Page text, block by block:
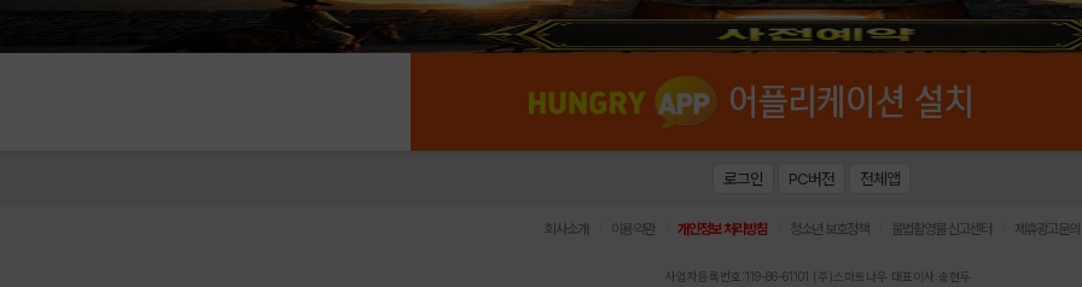
로그인 PC버전 전체앱
회사소개 이용약관 개인정보 처리방침 청소년 보호정책 불법촬영물 신고센터 제휴광고문의
사업자등록번호:119-86-61101 (주)스마트나우 대표이사:송현두